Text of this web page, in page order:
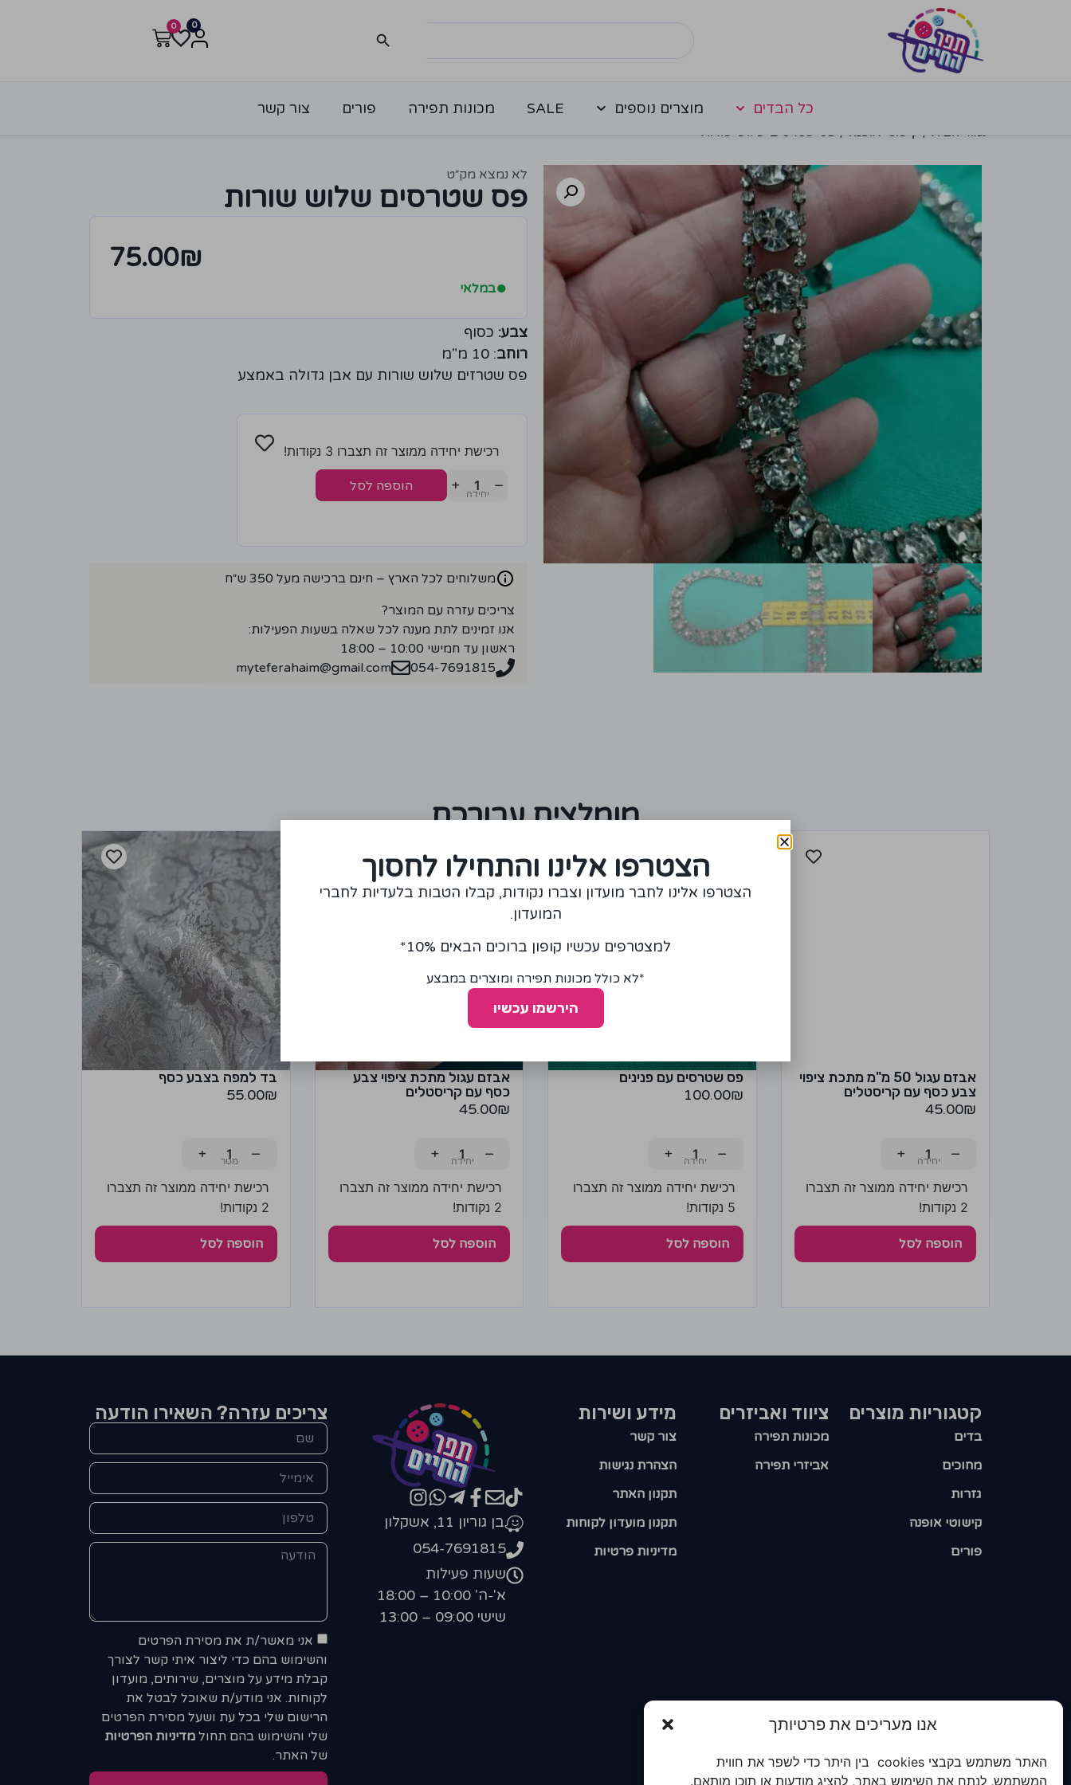
אנו מעריכים את פרטיותך
האתר משתמש בקבצי cookies בין היתר כדי לשפר את חווית
המשתמש, לנתח את השימוש באתר, להציג מודעות או תוכן מותאם.
0
0
כל הבדים מוצרים נוספים SALE מכונות תפירה פורים צור קשר
לא נמצא מק״ט
פס שטרסים שלוש שורות
75.00₪
●במלאי
צבע: כסוף
רוחב: 10 מ"מ
פס שטרזים שלוש שורות עם אבן גדולה באמצע
רכישת יחידה ממוצר זה תצברו 3 נקודות!
−
+ הוספה לסל
משלוחים לכל הארץ – חינם ברכישה מעל 350 ש״ח
צריכים עזרה עם המוצר?
אנו זמינים לתת מענה לכל שאלה בשעות הפעילות:
ראשון עד חמישי 10:00 – 18:00
054-7691815
myteferahaim@gmail.com
מומלצים עבורכם
אבזם עגול 50 מ"מ מתכת ציפוי
צבע כסף עם קריסטלים
45.00₪
−
+
רכישת יחידה ממוצר זה תצברו
2 נקודות!
הוספה לסל
פס שטרסים עם פנינים
100.00₪
−
+
רכישת יחידה ממוצר זה תצברו
5 נקודות!
הוספה לסל
אבזם עגול מתכת ציפוי צבע
כסף עם קריסטלים
45.00₪
−
+
רכישת יחידה ממוצר זה תצברו
2 נקודות!
הוספה לסל
בד למפה בצבע כסף
55.00₪
−
+
רכישת יחידה ממוצר זה תצברו
2 נקודות!
הוספה לסל
קטגוריות מוצרים​
בדים
מחוכים
גזרות
קישוטי אופנה
פורים
ציווד ואביזרים
מכונות תפירה
אביזרי תפירה
מידע ושירות
צור קשר
הצהרת נגישות
תקנון האתר
תקנון מועדון לקוחות
מדיניות פרטיות
בן גוריון 11, אשקלון
054-7691815
שעות פעילות
א'-ה' 10:00 – 18:00
שישי 09:00 – 13:00
צריכים עזרה? השאירו הודעה
אני מאשר/ת את מסירת הפרטים
והשימוש בהם כדי ליצור איתי קשר לצורך
קבלת מידע על מוצרים, שירותים, מועדון
לקוחות. אני מודע/ת שאוכל לבטל את
הרישום שלי בכל עת ושעל מסירת הפרטים
שלי והשימוש בהם תחול מדיניות הפרטיות
של האתר.
הצטרפו אלינו והתחילו לחסוך
הצטרפו אלינו לחבר מועדון וצברו נקודות, קבלו הטבות בלעדיות לחברי
המועדון.
למצטרפים עכשיו קופון ברוכים הבאים 10%*
*לא כולל מכונות תפירה ומוצרים במבצע
הירשמו עכשיו